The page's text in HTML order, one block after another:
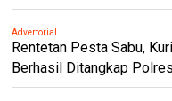
Advertorial
Rentetan Pesta Sabu,
Berhasil Ditangkap